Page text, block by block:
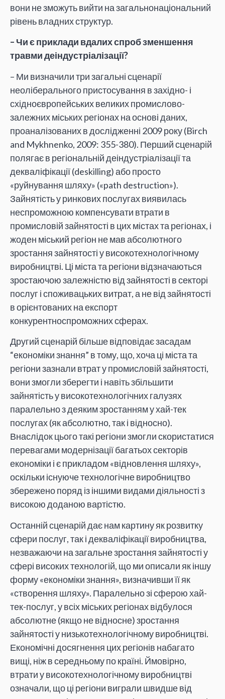
вони не зможуть вийти на загальнонаціональний
рівень владних структур.
– Чи є приклади вдалих спроб зменшення
травми деіндустріалізації?
– Ми визначили три загальні сценарії
неоліберального пристосування в західно- і
східноєвропейських великих промислово-
залежних міських регіонах на основі даних,
проаналізованих в дослідженні 2009 року (Birch
and Mykhnenko, 2009: 355-380). Перший сценарій
полягає в регіональній деіндустріалізації та
декваліфікації (deskilling) або просто
«руйнування шляху» («path destruction»).
Зайнятість у ринкових послугах виявилась
неспроможною компенсувати втрати в
промисловій зайнятості в цих містах та регіонах, і
жоден міський регіон не мав абсолютного
зростання зайнятості у високотехнологічному
виробництві. Ці міста та регіони відзначаються
зростаючою залежністю від зайнятості в секторі
послуг і споживацьких витрат, а не від зайнятості
в орієнтованих на експорт
конкурентноспроможних сферах.
Другий сценарій більше відповідає засадам
“економіки знання” в тому, що, хоча ці міста та
регіони зазнали втрат у промисловій зайнятості,
вони змогли зберегти і навіть збільшити
зайнятість у високотехнологічних галузях
паралельно з деяким зростанням у хай-тек
послугах (як абсолютно, так і відносно).
Внаслідок цього такі регіони змогли скористатися
перевагами модернізації багатьох секторів
економіки і є прикладом «відновлення шляху»,
оскільки існуюче технологічне виробництво
збережено поряд із іншими видами діяльності з
високою доданою вартістю.
Останній сценарій дає нам картину як розвитку
сфери послуг, так і декваліфікації виробництва,
незважаючи на загальне зростання зайнятості у
сфері високих технологій, що ми описали як іншу
форму «економіки знання», визначивши її як
«створення шляху». Паралельно зі сферою хай-
тек-послуг, у всіх міських регіонах відбулося
абсолютне (якщо не відносне) зростання
зайнятості у низькотехнологічному виробництві.
Економічні досягнення цих регіонів набагато
вищі, ніж в середньому по країні. Ймовірно,
втрати у високотехнологічному виробництві
означали, що ці регіони виграли швидше від